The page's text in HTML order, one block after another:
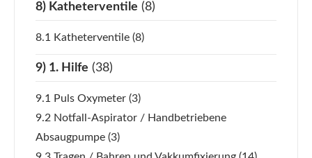
8) Katheterventile (8)
8.1 Katheterventile (8)
9) 1. Hilfe (38)
9.1 Puls Oxymeter (3)
9.2 Notfall-Aspirator / Handbetriebene
Absaugpumpe (3)